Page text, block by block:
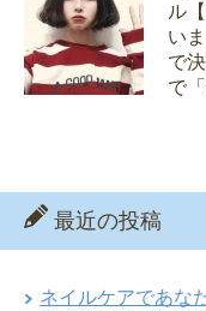
ル
い
で
で
最近の投稿
ネイルケアであな